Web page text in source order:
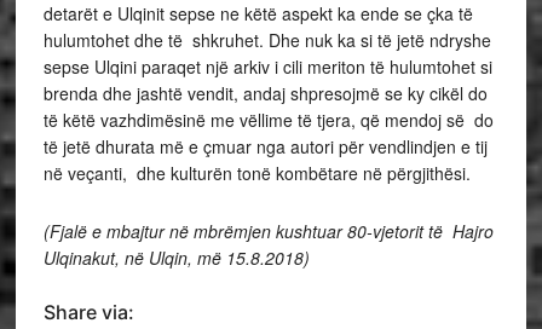
detarët e Ulqinit sepse ne këtë aspekt ka ende se çka të
hulumtohet dhe të shkruhet. Dhe nuk ka si të jetë ndryshe
sepse Ulqini paraqet një arkiv i cili meriton të hulumtohet si
brenda dhe jashtë vendit, andaj shpresojmë se ky cikël do
të këtë vazhdimësinë me vëllime të tjera, që mendoj së do
të jetë dhurata më e çmuar nga autori për vendlindjen e tij
në veçanti, dhe kulturën tonë kombëtare në përgjithësi.
(Fjalë e mbajtur në mbrëmjen kushtuar 80-vjetorit të Hajro
Ulqinakut, në Ulqin, më 15.8.2018)
Share via: